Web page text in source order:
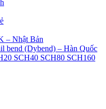
– Nhật Bản
bend (Dybend) – Hàn Quốc
SCH40 SCH80 SCH160